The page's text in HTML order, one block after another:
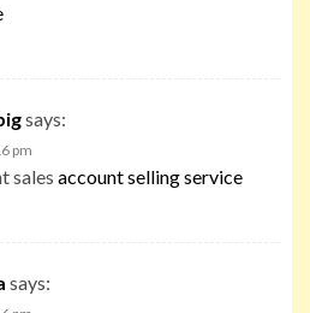
says:
pm
sales account selling service
says: